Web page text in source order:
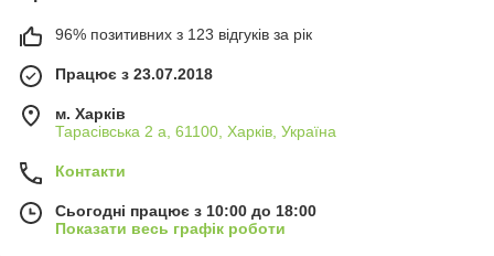
96% позитивних з 123 відгуків за рік
Працює з 23.07.2018
м. Харків
Тарасівська 2 а, 61100, Харків, Україна
Контакти
Сьогодні працює з 10:00 до 18:00
Показати весь графік роботи